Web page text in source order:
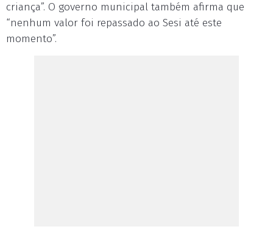
criança”. O governo municipal também afirma que
“nenhum valor foi repassado ao Sesi até este
momento”.